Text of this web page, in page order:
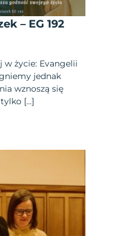
– EG 192
w życie: Evangelii
jednak
wznoszą się
[…]